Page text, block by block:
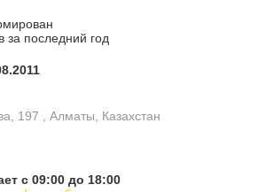
за последний год
197 , Алматы, Казахстан
с 09:00 до 18:00